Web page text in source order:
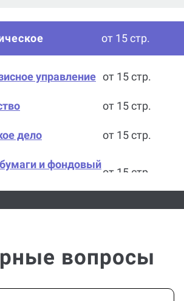
от 15 стр.
управление от 15 стр.
от 15 стр.
дело от 15 стр.
и фондовый
от 15 стр.
от 15 стр.
вопросы